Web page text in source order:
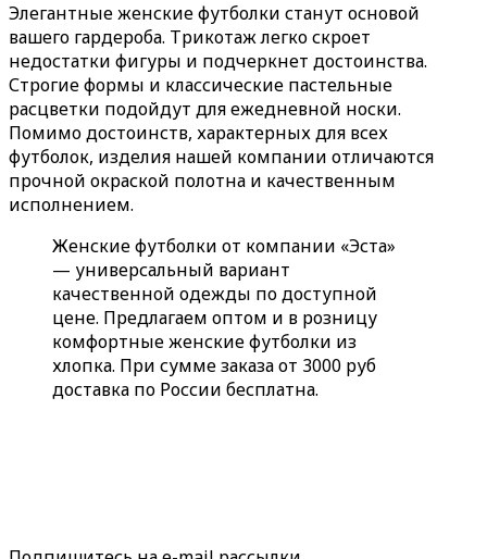
Элегантные женские футболки станут основой
вашего гардероба. Трикотаж легко скроет
недостатки фигуры и подчеркнет достоинства.
Строгие формы и классические пастельные
расцветки подойдут для ежедневной носки.
Помимо достоинств, характерных для всех
футболок, изделия нашей компании отличаются
прочной окраской полотна и качественным
исполнением.
Женские футболки от компании «Эста»
— универсальный вариант
качественной одежды по доступной
цене. Предлагаем оптом и в розницу
комфортные женские футболки из
хлопка. При сумме заказа от 3000 руб
доставка по России бесплатна.